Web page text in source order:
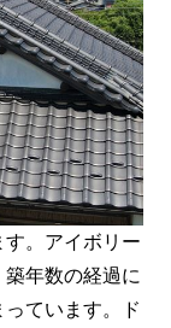
。アイボリー
年数の経過に
ています。ド